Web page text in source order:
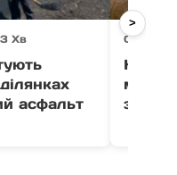
Хв
асфальт
09
На
>